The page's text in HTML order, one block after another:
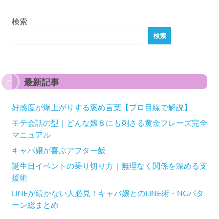
検索
検索
最新記事
好感度が爆上がりする褒め言葉【プロ目線で解説】
モテ会話の型｜どんな嬢８にも刺さる黄金フレーズ完全
マニュアル
キャバ嬢が喜ぶアフター飯
誕生日イベントの乗り切り方｜無理なく関係を深める支
援術
LINEが続かない人必見！キャバ嬢とのLINE術・NGパタ
ーン総まとめ